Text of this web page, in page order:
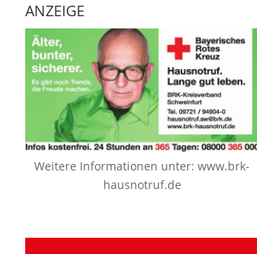
ANZEIGE
Weitere Informationen unter:www.brk-
hausnotruf.de